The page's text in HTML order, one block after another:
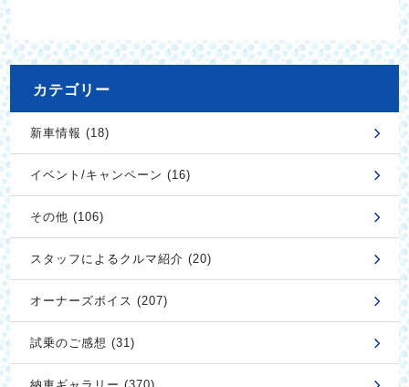
カテゴリー
新車情報 (18)
イベント/キャンペーン (16)
その他 (106)
スタッフによるクルマ紹介 (20)
オーナーズボイス (207)
試乗のご感想 (31)